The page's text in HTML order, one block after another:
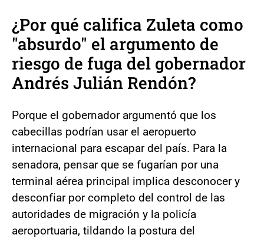
¿Por qué califica Zuleta como
"absurdo" el argumento de
riesgo de fuga del gobernador
Andrés Julián Rendón?
Porque el gobernador argumentó que los
cabecillas podrían usar el aeropuerto
internacional para escapar del país. Para la
senadora, pensar que se fugarían por una
terminal aérea principal implica desconocer y
desconfiar por completo del control de las
autoridades de migración y la policía
aeroportuaria, tildando la postura del